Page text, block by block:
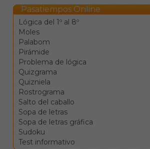
Pasatiempos Online
Lógica del 1º al 8º
Moles
Palabom
Pirámide
Problema de lógica
Quizgrama
Quizniela
Rostrograma
Salto del caballo
Sopa de letras
Sopa de letras gráfica
Sudoku
Test informativo
siguiente definición.
La barra de
cambia la dirección
casilla y se mueve a
definición para ir a